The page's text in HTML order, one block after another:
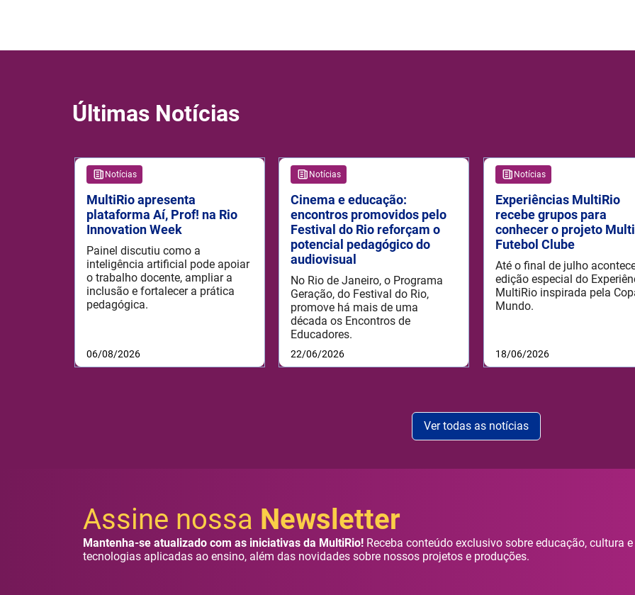
Últimas Notícias
Notícias
MultiRio apresenta
plataforma Aí, Prof! na Rio
Innovation Week
Painel discutiu como a
inteligência artificial pode apoiar
o trabalho docente, ampliar a
inclusão e fortalecer a prática
pedagógica.
06/08/2026
Notícias
Cinema e educação:
encontros promovidos pelo
Festival do Rio reforçam o
potencial pedagógico do
audiovisual
No Rio de Janeiro, o Programa
Geração, do Festival do Rio,
promove há mais de uma
década os Encontros de
Educadores.
22/06/2026
Notícias
Experiências MultiRio
recebe grupos para
conhecer o projeto
Futebol Clube
Até o final de julho
edição especial do
MultiRio inspirada pela
Mundo.
18/06/2026
Ver todas as notícias
Assine nossa Newsletter
Mantenha-se atualizado com as iniciativas da MultiRio! Receba conteúdo exclusivo sobre educação, cultura
tecnologias aplicadas ao ensino, além das novidades sobre nossos projetos e produções.